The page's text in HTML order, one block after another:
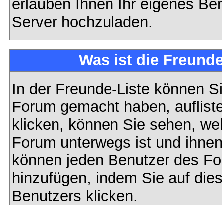
erlauben Ihnen Ihr eigenes
Server hochzuladen.
Was ist die
In der Freunde-Liste können
Forum gemacht haben,
klicken, können Sie sehen,
Forum unterwegs ist und
können jeden Benutzer des
hinzufügen, indem Sie auf
Benutzers klicken.